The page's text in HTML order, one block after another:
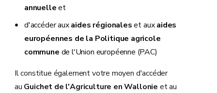
annuelleet
d'accéder auxaides régionaleset auxaides
européennes de la Politique agricole
commune de l'Union européenne (PAC)
Il constitue également votre moyen d'accéder
au Guichet de l'Agriculture en Wallonie et au